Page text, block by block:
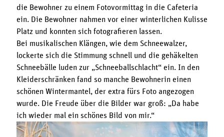
die Bewohner zu einem Fotovormittag in die Cafeteria
ein. Die Bewohner nahmen vor einer winterlichen Kulisse
Platz und konnten sich fotografieren lassen.
Bei musikalischen Klängen, wie dem Schneewalzer,
lockerte sich die Stimmung schnell und die gehäkelten
Schneebälle luden zur „Schneeballschlacht“ ein. In den
Kleiderschränken fand so manche Bewohnerin einen
schönen Wintermantel, der extra fürs Foto angezogen
wurde. Die Freude über die Bilder war groß: „Da habe
ich wieder mal ein schönes Bild von mir.“